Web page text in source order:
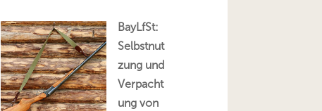
BayLfSt:
Selbstnut
zung und
Verpacht
ung von